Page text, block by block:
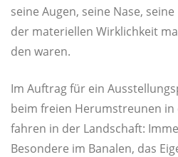
sei­ne Augen, sei­ne Nase,
der mate­ri­el­len Wirk­lich­keit
den waren.
Im Auf­trag für ein
beim frei­en Her­um­streu­nen
fah­ren in der Land­schaft:
Beson­de­re im Bana­len, das